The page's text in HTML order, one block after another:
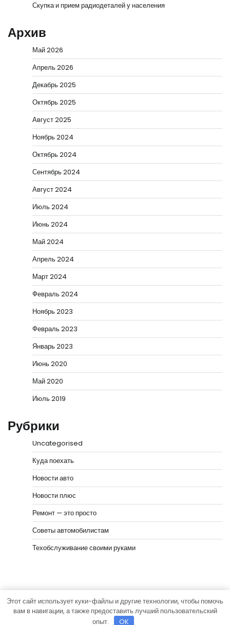
Скупка и прием радиодеталей у населения
Архив
Май 2026
Апрель 2026
Декабрь 2025
Октябрь 2025
Август 2025
Ноябрь 2024
Октябрь 2024
Сентябрь 2024
Август 2024
Июль 2024
Июнь 2024
Май 2024
Апрель 2024
Март 2024
Февраль 2024
Ноябрь 2023
Февраль 2023
Январь 2023
Июнь 2020
Май 2020
Июль 2019
Рубрики
Uncategorised
Куда поехать
Новости авто
Новости плюс
Ремонт — это просто
Советы автомобилистам
Техобслуживание своими руками
Copyright © 2026Город на колёсахТема News Bank
Этот сайт использует куки-файлы и другие технологии, чтобы помочь
вам в навигации, а также предоставить лучший пользовательский
опыт.
OK